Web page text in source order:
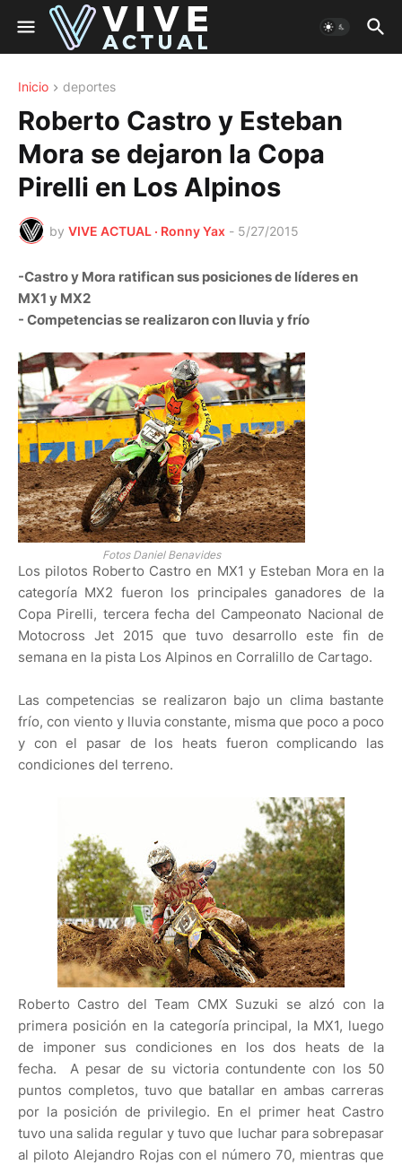
Inicio deportes
Roberto Castro y Esteban
Mora se dejaron la Copa
Pirelli en Los Alpinos
by VIVE ACTUAL · Ronny Yax - 5/27/2015
-Castro y Mora ratifican sus posiciones de líderes en
MX1 y MX2
- Competencias se realizaron con lluvia y frío
Fotos Daniel Benavides
Los pilotos Roberto Castro en MX1 y Esteban Mora en la
categoría MX2 fueron los principales ganadores de la
Copa Pirelli, tercera fecha del Campeonato Nacional de
Motocross Jet 2015 que tuvo desarrollo este fin de
semana en la pista Los Alpinos en Corralillo de Cartago.
Las competencias se realizaron bajo un clima bastante
frío, con viento y lluvia constante, misma que poco a poco
y con el pasar de los heats fueron complicando las
condiciones del terreno.
Roberto Castro del Team CMX Suzuki se alzó con la
primera posición en la categoría principal, la MX1, luego
de imponer sus condiciones en los dos heats de la
fecha. A pesar de su victoria contundente con los 50
puntos completos, tuvo que batallar en ambas carreras
por la posición de privilegio. En el primer heat Castro
tuvo una salida regular y tuvo que luchar para sobrepasar
al piloto Alejandro Rojas con el número 70, mientras que